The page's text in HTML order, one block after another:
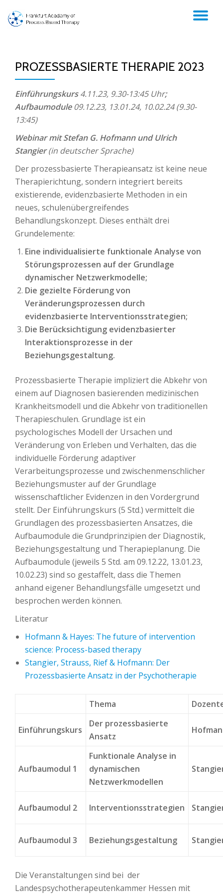
Skip
PROZESSBASIERTE THERAPIE 2023
Einführungskurs4.11.23, 9.30-13:45 Uhr;
Aufbaumodule 09.12.23, 13.01.24, 10.02.24 (9.30-
13:45)
Webinar mit Stefan G. Hofmann und Ulrich
Stangier(in deutscher Sprache)
Der prozessbasierte Therapieansatz ist keine neue
Therapierichtung, sondern integriert bereits
existierende, evidenzbasierte Methoden in ein
neues, schulenübergreifendes
Behandlungskonzept. Dieses enthält drei
Grundelemente:
Eine individualisierte funktionale Analyse von
Störungsprozessen auf der Grundlage
dynamischer Netzwerkmodelle;
Die gezielte Förderung von
Veränderungsprozessen durch
evidenzbasierte Interventionsstrategien;
Die Berücksichtigung evidenzbasierter
Interaktionsprozesse in der
Beziehungsgestaltung.
Prozessbasierte Therapie impliziert die Abkehr von
einem auf Diagnosen basierenden medizinischen
Krankheitsmodell und die Abkehr von traditionellen
Therapieschulen. Grundlage ist ein
psychologisches Modell der Ursachen und
Veränderung von Erleben und Verhalten, das die
individuelle Förderung adaptiver
Verarbeitungsprozesse und zwischenmenschlicher
Beziehungsmuster auf der Grundlage
wissenschaftlicher Evidenzen in den Vordergrund
stellt. Der Einführungskurs (5 Std.) vermittelt die
Grundlagen des prozessbasierten Ansatzes, die
Aufbaumodule die Grundprinzipien der Diagnostik,
Beziehungsgestaltung und Therapieplanung. Die
Aufbaumodule (jeweils 5 Std. am 09.12.22, 13.01.23,
10.02.23) sind so gestaffelt, dass die Themen
anhand eigener Behandlungsfälle umgesetzt und
besprochen werden können.
Literatur
Hofmann & Hayes: The future of intervention
science: Process-based therapy
Stangier, Strauss, Rief & Hofmann: Der
Prozessbasierte Ansatz in der Psychotherapie
Thema
Einführungskurs
Der prozessbasierte
Ansatz
Aufbaumodul 1
Funktionale Analyse in
dynamischen
Netzwerkmodellen
Aufbaumodul 2 Interventionsstrategien
Aufbaumodul 3 Beziehungsgestaltung
Die Veranstaltungen sind bei der
Landespsychotherapeutenkammer Hessen mit